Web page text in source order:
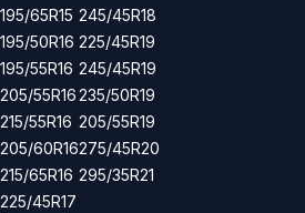
195/65R15
195/50R16
195/55R16
205/55R16
215/55R16
205/60R16
215/65R16
225/45R17
245/45R18
225/45R19
245/45R19
235/50R19
205/55R19
275/45R20
295/35R21